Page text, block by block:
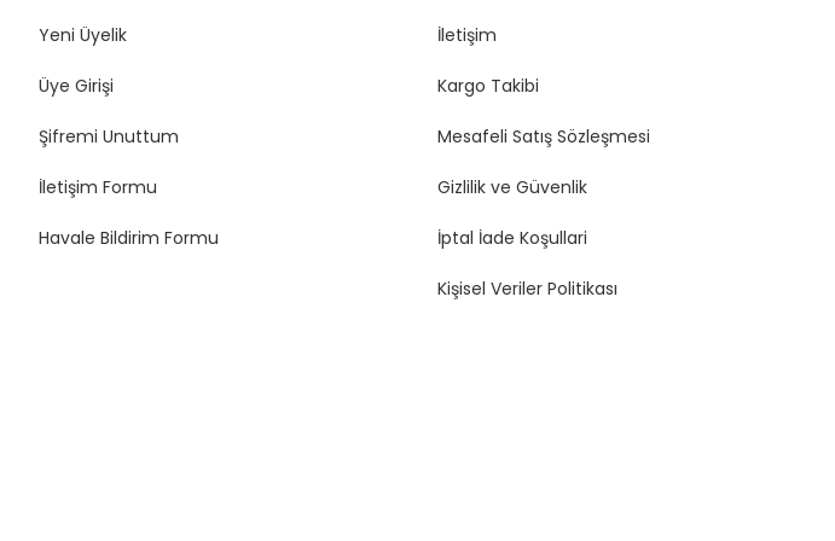
Yeni Üyelik
Üye Girişi
Şifremi Unuttum
İletişim Formu
Havale Bildirim Formu
İletişim
Kargo Takibi
Mesafeli Satış Sözleşmesi
Gizlilik ve Güvenlik
İptal İade Koşullari
Kişisel Veriler Politikası